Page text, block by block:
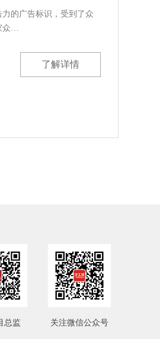
的广告标识，受到了众
…
了解详情
关注微信公众号
总监